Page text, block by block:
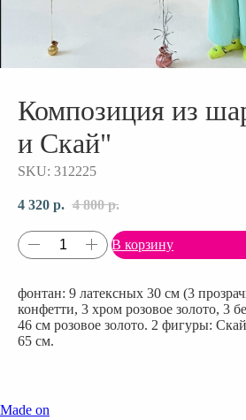
Композиция из
и Скай"
SKU: 312225
4 320 р. 4 800 р.
В корзину
фонтан: 9 латексных 30 см (3
конфетти, 3 хром розовое золото, 3
46 см розовое золото. 2 фигуры:
65 см.
Made on